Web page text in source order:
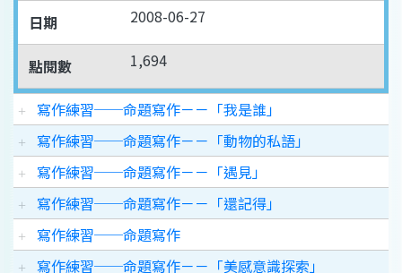
日期 2008-06-27
點閱數 1,694
寫作練習──命題寫作－－「我是誰」
寫作練習──命題寫作－－「動物的私語」
寫作練習──命題寫作－－「遇見」
寫作練習──命題寫作－－「還記得」
寫作練習──命題寫作
寫作練習──命題寫作－－「美感意識探索」